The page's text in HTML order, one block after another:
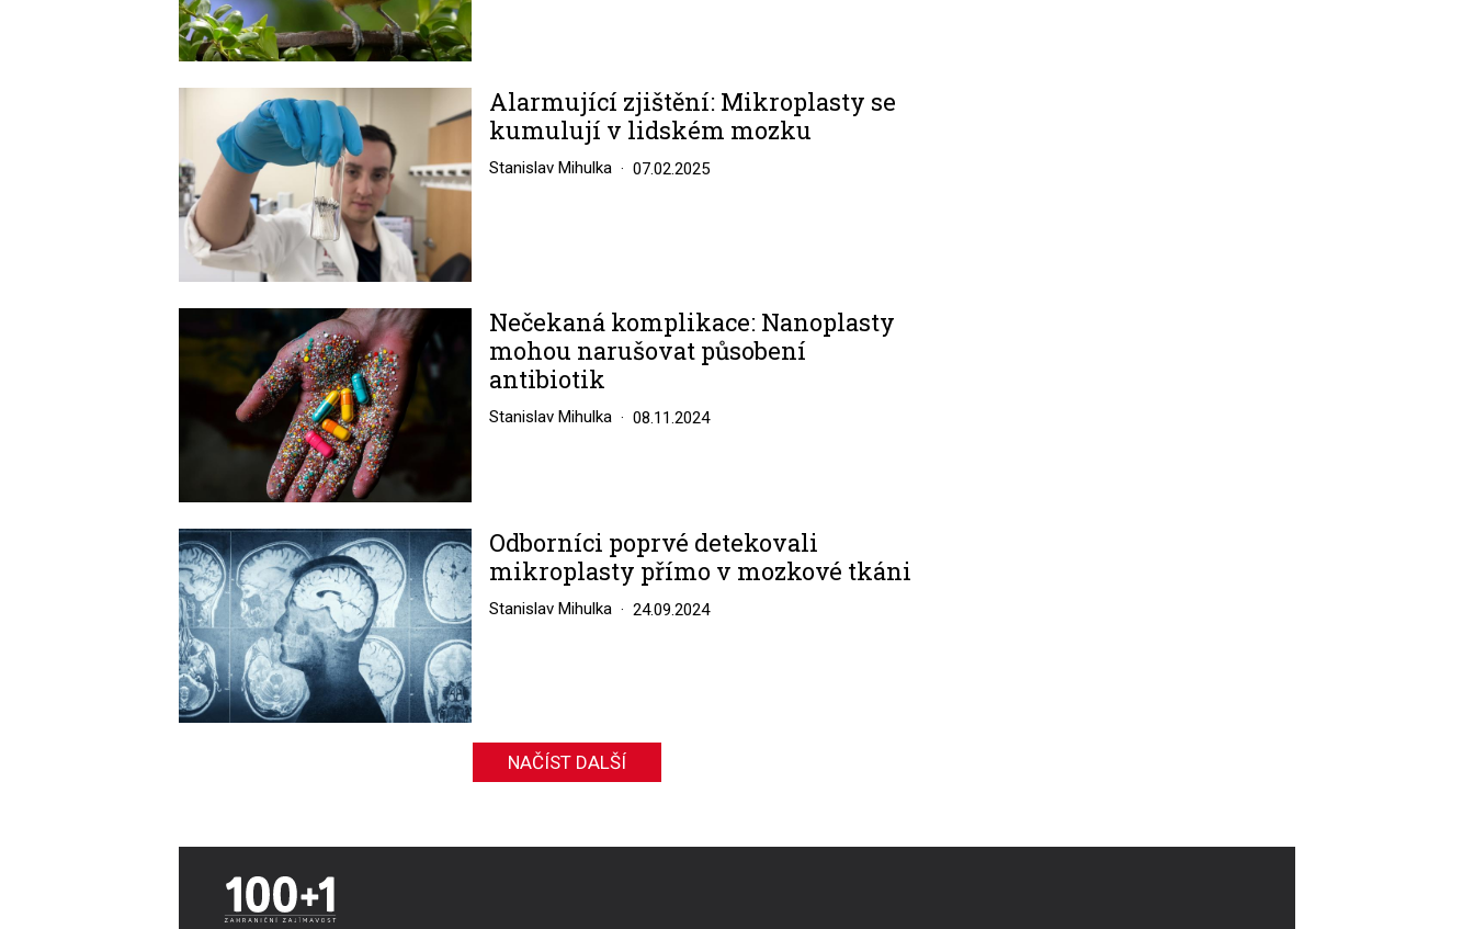
Alarmující zjištění: Mikroplasty se
kumulují v lidském mozku
Stanislav Mihulka 07.02.2025
Nečekaná komplikace: Nanoplasty
mohou narušovat působení
antibiotik
Stanislav Mihulka 08.11.2024
Image
Odborníci poprvé detekovali
mikroplasty přímo v mozkové tkáni
Stanislav Mihulka 24.09.2024
NAČÍST DALŠÍ